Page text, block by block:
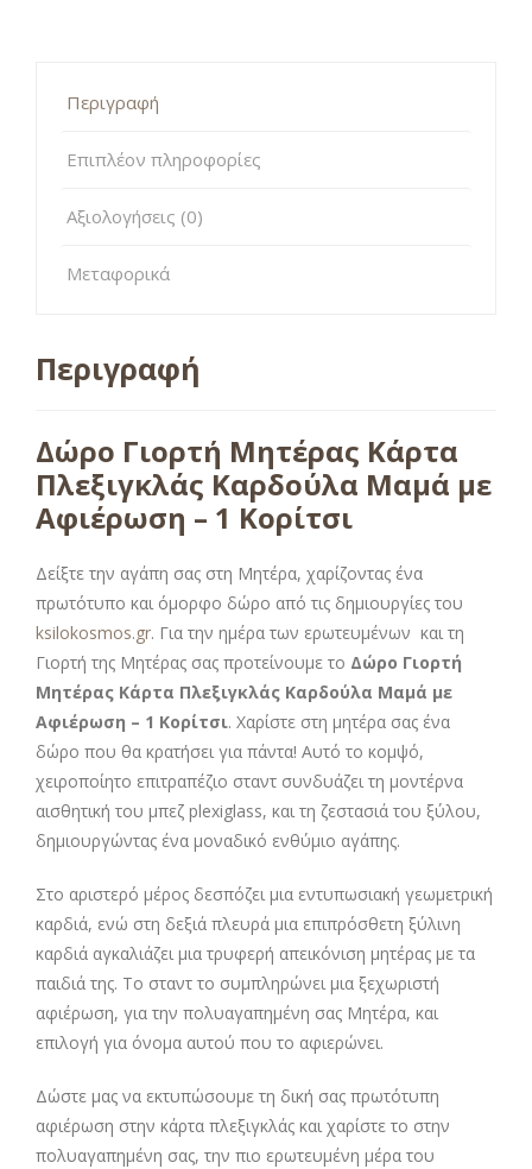
Περιγραφή
Επιπλέον πληροφορίες
Αξιολογήσεις (0)
Μεταφορικά
Περιγραφή
Δώρο Γιορτή Μητέρας Κάρτα
Πλεξιγκλάς Καρδούλα Μαμά με
Αφιέρωση – 1 Κορίτσι
Δείξτε την αγάπη σας στη Μητέρα, χαρίζοντας ένα
πρωτότυπο και όμορφο δώρο από τις δημιουργίες του
ksilokosmos.gr. Για την ημέρα των ερωτευμένων και τη
Γιορτή της Μητέρας σας προτείνουμε το Δώρο Γιορτή
Μητέρας Κάρτα Πλεξιγκλάς Καρδούλα Μαμά με
Αφιέρωση – 1 Κορίτσι. Χαρίστε στη μητέρα σας ένα
δώρο που θα κρατήσει για πάντα! Αυτό το κομψό,
χειροποίητο επιτραπέζιο σταντ συνδυάζει τη μοντέρνα
αισθητική του μπεζ plexiglass, και τη ζεστασιά του ξύλου,
δημιουργώντας ένα μοναδικό ενθύμιο αγάπης.
Στο αριστερό μέρος δεσπόζει μια εντυπωσιακή γεωμετρική
καρδιά, ενώ στη δεξιά πλευρά μια επιπρόσθετη ξύλινη
καρδιά αγκαλιάζει μια τρυφερή απεικόνιση μητέρας με τα
παιδιά της. Το σταντ το συμπληρώνει μια ξεχωριστή
αφιέρωση, για την πολυαγαπημένη σας Μητέρα, και
επιλογή για όνομα αυτού που το αφιερώνει.
Δώστε μας να εκτυπώσουμε τη δική σας πρωτότυπη
αφιέρωση στην κάρτα πλεξιγκλάς και χαρίστε το στην
πολυαγαπημένη σας, την πιο ερωτευμένη μέρα του